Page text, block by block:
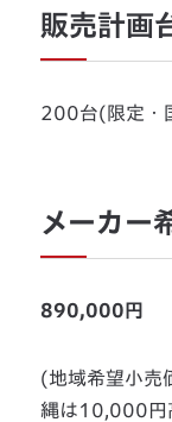
販売計画
200台(限定・
メーカー
890,000円
(地域希望小売
縄は10,000円